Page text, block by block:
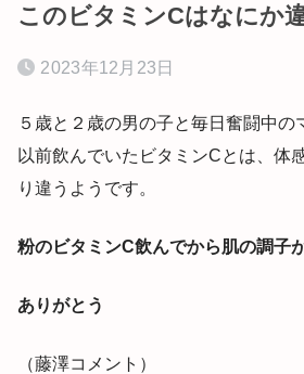
このビタミンCはなにか
2023年12月23日
５歳と２歳の男の子と毎日奮闘中の
以前飲んでいたビタミンCとは、体
り違うようです。
粉のビタミンC飲んでから肌の調子
ありがとう
（藤澤コメント）